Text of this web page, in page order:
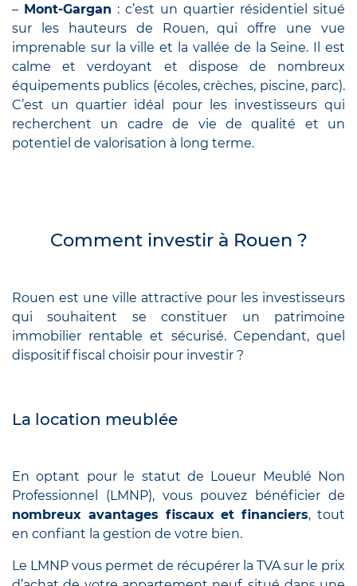
– Mont-Gargan : c’est un quartier résidentiel situé
sur les hauteurs de Rouen, qui offre une vue
imprenable sur la ville et la vallée de la Seine. Il est
calme et verdoyant et dispose de nombreux
équipements publics (écoles, crèches, piscine, parc).
C’est un quartier idéal pour les investisseurs qui
recherchent un cadre de vie de qualité et un
potentiel de valorisation à long terme.
Comment investir à Rouen ?
Rouen est une ville attractive pour les investisseurs
qui souhaitent se constituer un patrimoine
immobilier rentable et sécurisé. Cependant, quel
dispositif fiscal choisir pour investir ?
La location meublée
En optant pour le statut de Loueur Meublé Non
Professionnel (LMNP), vous pouvez bénéficier de
nombreux avantages fiscaux et financiers, tout
en confiant la gestion de votre bien.
Le LMNP vous permet de récupérer la TVA sur le prix